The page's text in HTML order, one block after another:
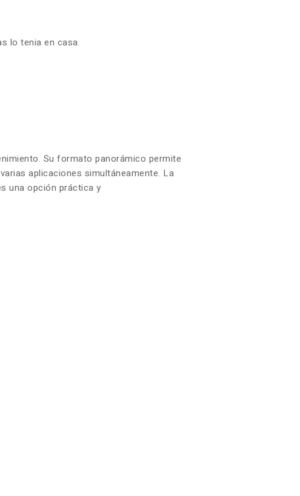
lo tenia en casa
Su formato panorámico permite
aplicaciones simultáneamente. La
una opción práctica y